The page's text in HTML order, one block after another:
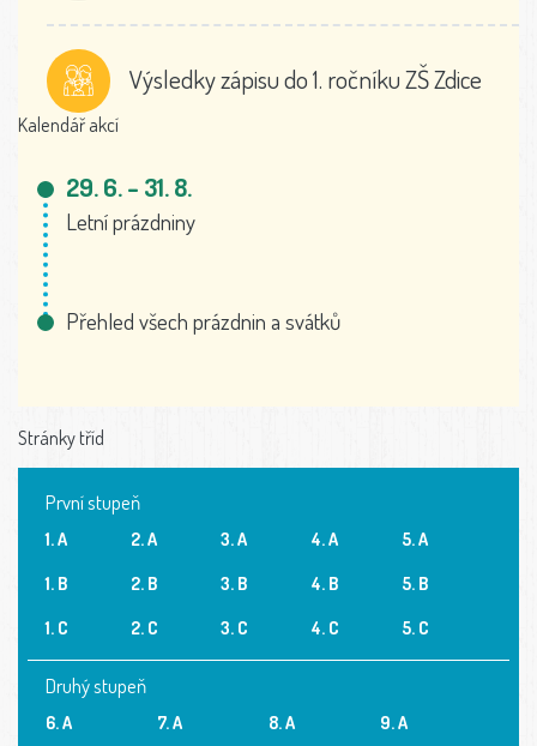
Výsledky zápisu do 1. ročníku ZŠ Zdice
Kalendář akcí
29. 6. – 31. 8.
Letní prázdniny
Přehled všech prázdnin a svátků
Stránky tříd
První stupeň
1. A
1. B
1. C
2. A
2. B
2. C
3. A
3. B
3. C
4. A
4. B
4. C
5. A
5. B
5. C
Druhý stupeň
6. A 7. A 8. A 9. A